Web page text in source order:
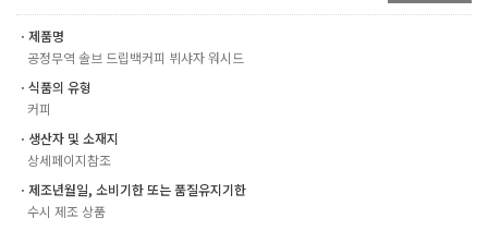
ㆍ제품명
공정무역 솔브 드립백커피 뷔샤자 워시드
ㆍ식품의 유형
커피
ㆍ생산자 및 소재지
상세페이지참조
ㆍ제조년월일, 소비기한 또는 품질유지기한
수시 제조 상품